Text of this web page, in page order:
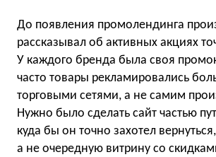
До появления промолендинга
рассказывал об активных акциях
У каждого бренда была своя
часто товары рекламировались
торговыми сетями, а не самим
Нужно было сделать сайт частью
куда бы он точно захотел вернуться,
а не очередную витрину со